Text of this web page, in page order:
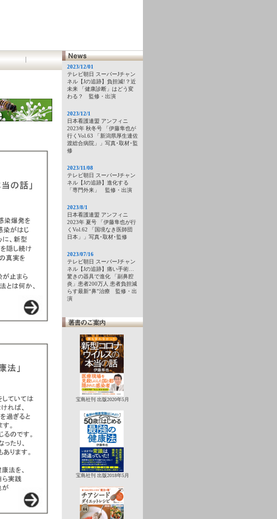
2023/12/01
テレビ朝日 スーパーJチャン
ネル【Jの追跡】負担減!？近
未来 「健康診断」はどう変
わる？ 監修・出演
2023/12/1
日本看護連盟 アンフィニ
2023年 秋冬号 「伊藤隼也が
行くVol.63 「新潟県厚生連佐
渡総合病院」」写真･取材･監
修
2023/11/08
テレビ朝日 スーパーJチャン
ネル【Jの追跡】進化する
「専門外来」 監修・出演
2023/8/1
日本看護連盟 アンフィニ
2023年 夏号 「伊藤隼也が行
くVol.62 「国境なき医師団
日本」」写真･取材･監修
2023/07/16
テレビ朝日 スーパーJチャン
ネル【Jの追跡】痛い手術…
驚きの器具で進化 「副鼻腔
炎」患者200万人 患者負担減
らす最新“鼻”治療 監修・出
演
宝島社刊 出版2020年5月
宝島社刊 出版2018年5月